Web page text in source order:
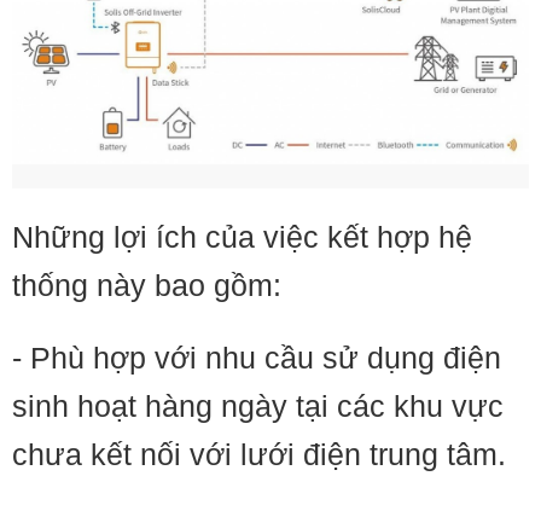
Những lợi ích của việc kết hợp hệ
thống này bao gồm:
- Phù hợp với nhu cầu sử dụng điện
sinh hoạt hàng ngày tại các khu vực
chưa kết nối với lưới điện trung tâm.